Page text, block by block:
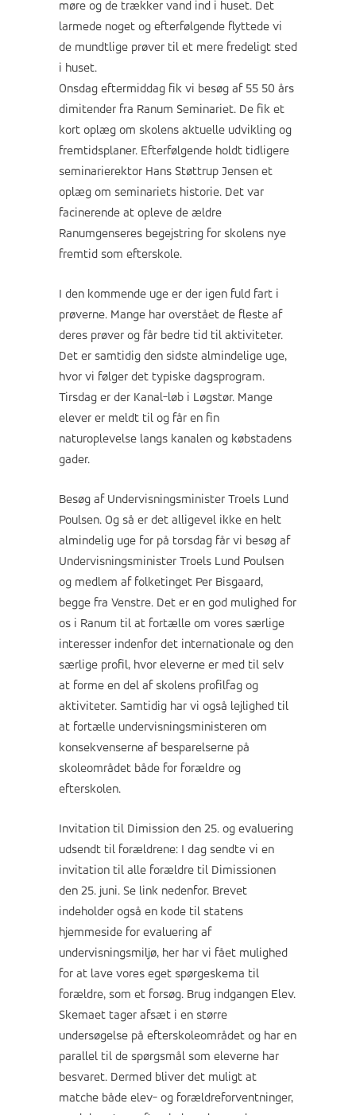
møre og de trækker vand ind i huset. Det
larmede noget og efterfølgende flyttede vi
de mundtlige prøver til et mere fredeligt sted
i huset.
Onsdag eftermiddag fik vi besøg af 55 50 års
dimitender fra Ranum Seminariet. De fik et
kort oplæg om skolens aktuelle udvikling og
fremtidsplaner. Efterfølgende holdt tidligere
seminarierektor Hans Støttrup Jensen et
oplæg om seminariets historie. Det var
facinerende at opleve de ældre
Ranumgenseres begejstring for skolens nye
fremtid som efterskole.
I den kommende uge er der igen fuld fart i
prøverne. Mange har overstået de fleste af
deres prøver og får bedre tid til aktiviteter.
Det er samtidig den sidste almindelige uge,
hvor vi følger det typiske dagsprogram.
Tirsdag er der Kanal-løb i Løgstør. Mange
elever er meldt til og får en fin
naturoplevelse langs kanalen og købstadens
gader.
Besøg af Undervisningsminister Troels Lund
Poulsen. Og så er det alligevel ikke en helt
almindelig uge for på torsdag får vi besøg af
Undervisningsminister Troels Lund Poulsen
og medlem af folketinget Per Bisgaard,
begge fra Venstre. Det er en god mulighed for
os i Ranum til at fortælle om vores særlige
interesser indenfor det internationale og den
særlige profil, hvor eleverne er med til selv
at forme en del af skolens profilfag og
aktiviteter. Samtidig har vi også lejlighed til
at fortælle undervisningsministeren om
konsekvenserne af besparelserne på
skoleområdet både for forældre og
efterskolen.
Invitation til Dimission den 25. og evaluering
udsendt til forældrene: I dag sendte vi en
invitation til alle forældre til Dimissionen
den 25. juni. Se link nedenfor. Brevet
indeholder også en kode til statens
hjemmeside for evaluering af
undervisningsmiljø, her har vi fået mulighed
for at lave vores eget spørgeskema til
forældre, som et forsøg. Brug indgangen Elev.
Skemaet tager afsæt i en større
undersøgelse på efterskoleområdet og har en
parallel til de spørgsmål som eleverne har
besvaret. Dermed bliver det muligt at
matche både elev- og forældreforventninger,